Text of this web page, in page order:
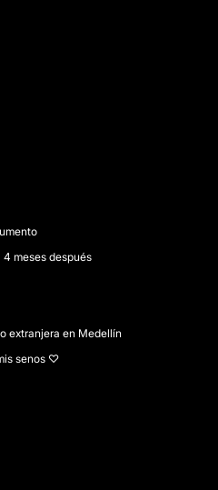
4 meses después
extranjera en Medellín
senos ♡